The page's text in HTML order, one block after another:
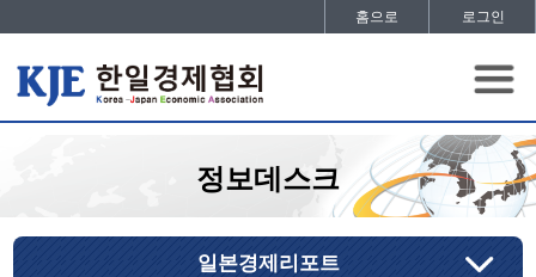
홈으로 로그인
정보데스크
일본경제리포트